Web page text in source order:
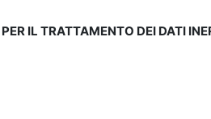
IL TRATTAMENTO DEI DATI